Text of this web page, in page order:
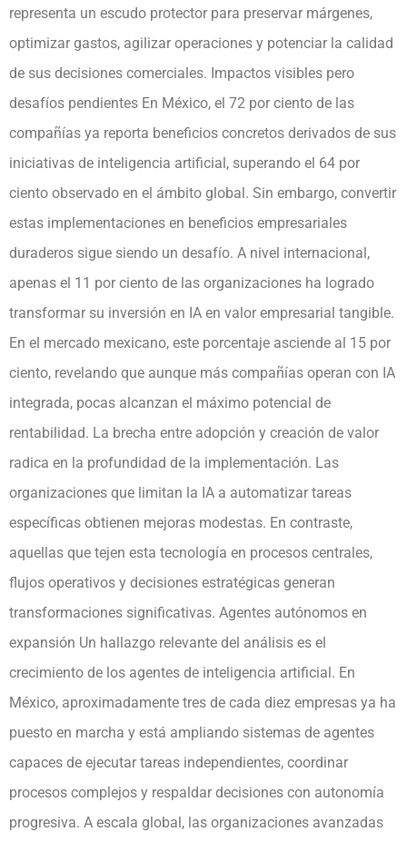
representa un escudo protector para preservar márgenes,
optimizar gastos, agilizar operaciones y potenciar la calidad
de sus decisiones comerciales. Impactos visibles pero
desafíos pendientes En México, el 72 por ciento de las
compañías ya reporta beneficios concretos derivados de sus
iniciativas de inteligencia artificial, superando el 64 por
ciento observado en el ámbito global. Sin embargo, convertir
estas implementaciones en beneficios empresariales
duraderos sigue siendo un desafío. A nivel internacional,
apenas el 11 por ciento de las organizaciones ha logrado
transformar su inversión en IA en valor empresarial tangible.
En el mercado mexicano, este porcentaje asciende al 15 por
ciento, revelando que aunque más compañías operan con IA
integrada, pocas alcanzan el máximo potencial de
rentabilidad. La brecha entre adopción y creación de valor
radica en la profundidad de la implementación. Las
organizaciones que limitan la IA a automatizar tareas
específicas obtienen mejoras modestas. En contraste,
aquellas que tejen esta tecnología en procesos centrales,
flujos operativos y decisiones estratégicas generan
transformaciones significativas. Agentes autónomos en
expansión Un hallazgo relevante del análisis es el
crecimiento de los agentes de inteligencia artificial. En
México, aproximadamente tres de cada diez empresas ya ha
puesto en marcha y está ampliando sistemas de agentes
capaces de ejecutar tareas independientes, coordinar
procesos complejos y respaldar decisiones con autonomía
progresiva. A escala global, las organizaciones avanzadas